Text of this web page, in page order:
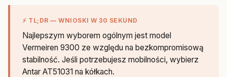
⚡ TL;DR — WNIOSKI W 30 SEKUND
Najlepszym wyborem ogólnym jest model
Vermeiren 9300 ze względu na bezkompromisową
stabilność. Jeśli potrzebujesz mobilności, wybierz
Antar AT51031 na kółkach.